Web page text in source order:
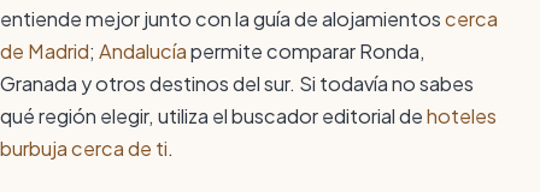
entiende mejor junto con la guía de alojamientoscerca
de Madrid; Andalucíapermite comparar Ronda,
Granada y otros destinos del sur. Si todavía no sabes
qué región elegir, utiliza el buscador editorial dehoteles
burbuja cerca de ti.